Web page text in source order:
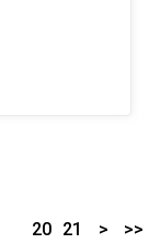
20 21 > >>